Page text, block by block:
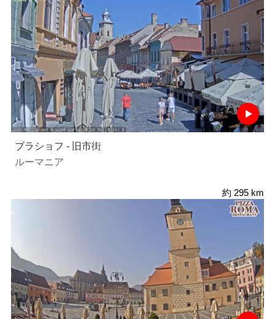
ブラショフ - 旧市街
ルーマニア
約 295 km